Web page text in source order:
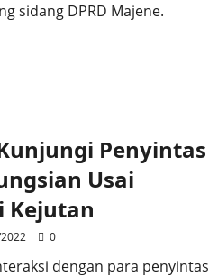
sidang DPRD Majene.
Penyintas
Usai
Kejutan
0
dengan para penyintas